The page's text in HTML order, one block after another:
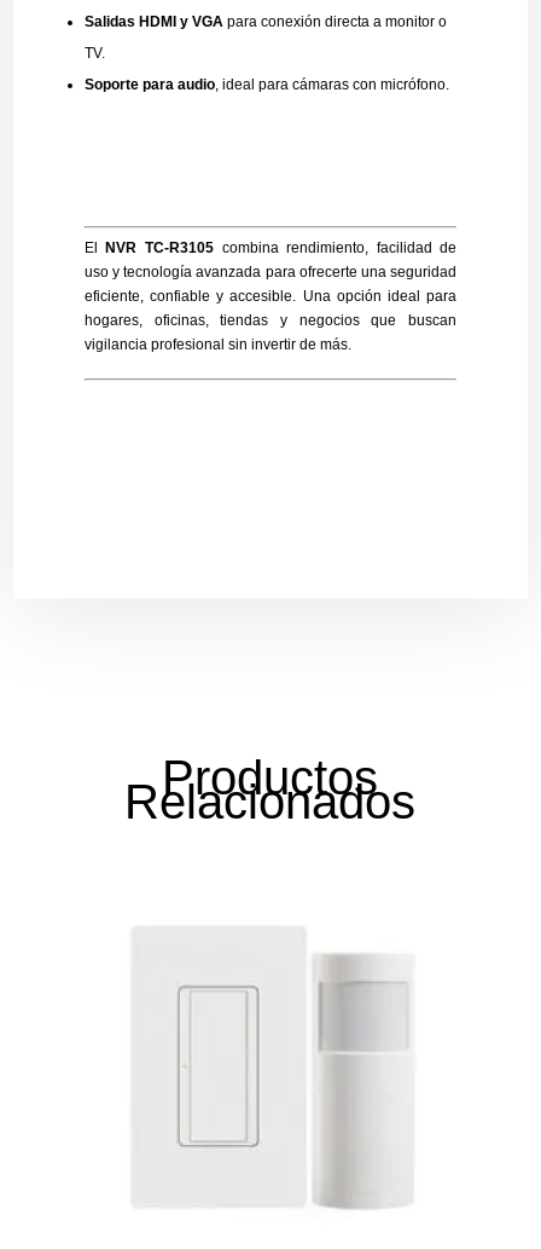
Salidas HDMI y VGApara conexión directa a monitor o
TV.
Soporte para audio, ideal para cámaras con micrófono.
El NVR TC-R3105combina rendimiento, facilidad de
uso y tecnología avanzada para ofrecerte una seguridad
eficiente, confiable y accesible. Una opción ideal para
hogares, oficinas, tiendas y negocios que buscan
vigilancia profesional sin invertir de más.
Productos
Relacionados